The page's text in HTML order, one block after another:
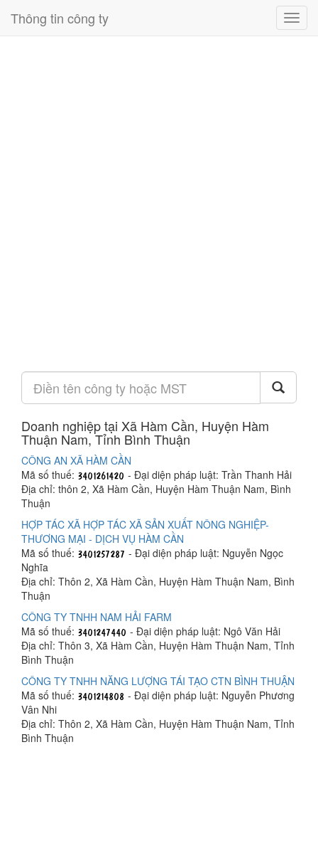
Thông tin công ty
Doanh nghiệp tại Xã Hàm Cần, Huyện Hàm
Thuận Nam, Tỉnh Bình Thuận
CÔNG AN XÃ HÀM CẦN
Mã số thuế:
- Đại diện pháp luật: Trần Thanh Hải
Địa chỉ: thôn 2, Xã Hàm Cần, Huyện Hàm Thuận Nam, Bình
Thuận
HỢP TÁC XÃ HỢP TÁC XÃ SẢN XUẤT NÔNG NGHIỆP-
THƯƠNG MẠI - DỊCH VỤ HÀM CẦN
Mã số thuế:
- Đại diện pháp luật: Nguyễn Ngọc
Nghĩa
Địa chỉ: Thôn 2, Xã Hàm Cần, Huyện Hàm Thuận Nam, Bình
Thuận
CÔNG TY TNHH NAM HẢI FARM
Mã số thuế:
- Đại diện pháp luật: Ngô Văn Hải
Địa chỉ: Thôn 3, Xã Hàm Cần, Huyện Hàm Thuận Nam, Tỉnh
Bình Thuận
CÔNG TY TNHH NĂNG LƯỢNG TÁI TẠO CTN BÌNH THUẬN
Mã số thuế:
- Đại diện pháp luật: Nguyễn Phương
Vân Nhi
Địa chỉ: Thôn 2, Xã Hàm Cần, Huyện Hàm Thuận Nam, Tỉnh
Bình Thuận